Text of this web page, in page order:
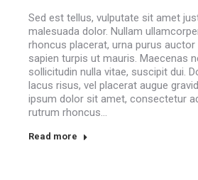
Sed est tellus, vulputate sit amet
malesuada dolor. Nullam
rhoncus placerat, urna purus auctor
sapien turpis ut mauris. Maecenas
sollicitudin nulla vitae, suscipit dui.
lacus risus, vel placerat augue
ipsum dolor sit amet, consectetur
rutrum rhoncus…
Read more